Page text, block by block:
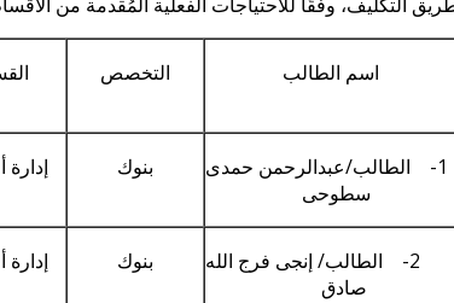
التكليف، وفقًا للاحتياجات الفعلية المُقدمة من
اسم الطالب التخصص
1- الطالب/عبدالرحمن حمدى
سطوحى
بنوك إدارة
2- الطالب/ إنجى فرج الله
صادق
بنوك إدارة